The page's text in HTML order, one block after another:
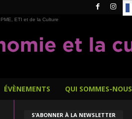
ETI et de la Culture
ÉVÈNEMENTS QUI SOMMES-NOUS
S’ABONNER À LA NEWSLETTER